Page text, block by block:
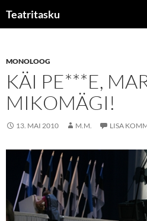
sisu
Teatritasku
MONOLOOG
KÄI PE***E,
MIKOMÄGI!
13. MAI 2010 M.M. LISA